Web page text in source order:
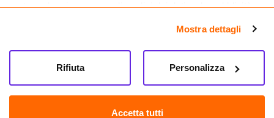
partner che si occupano di analisi dei dati web, pubblicità e
informazioni che hai fornito loro o che hanno raccolto dal
tuo utilizzo dei loro servizi.
Mostra dettagli
Accetta tutti
Personalizza
Rifiuta
Farma.it S.a.s. P. IVA 07417261216 REA: NA-884088
CREDITS
Sede legale Via delle Repubbliche Marinare 128, 80147 Napoli